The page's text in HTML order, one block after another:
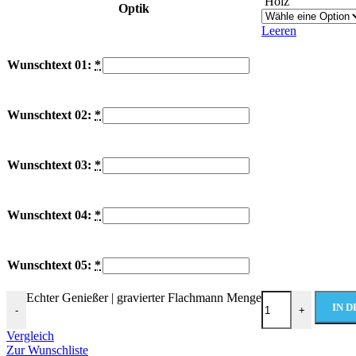
Optik
Leeren
Wunschtext 01: *
Wunschtext 02: *
Wunschtext 03: *
Wunschtext 04: *
Wunschtext 05: *
-
Echter Genießer | gravierter Flachmann Menge
+ IN
Vergleich
Zur Wunschliste